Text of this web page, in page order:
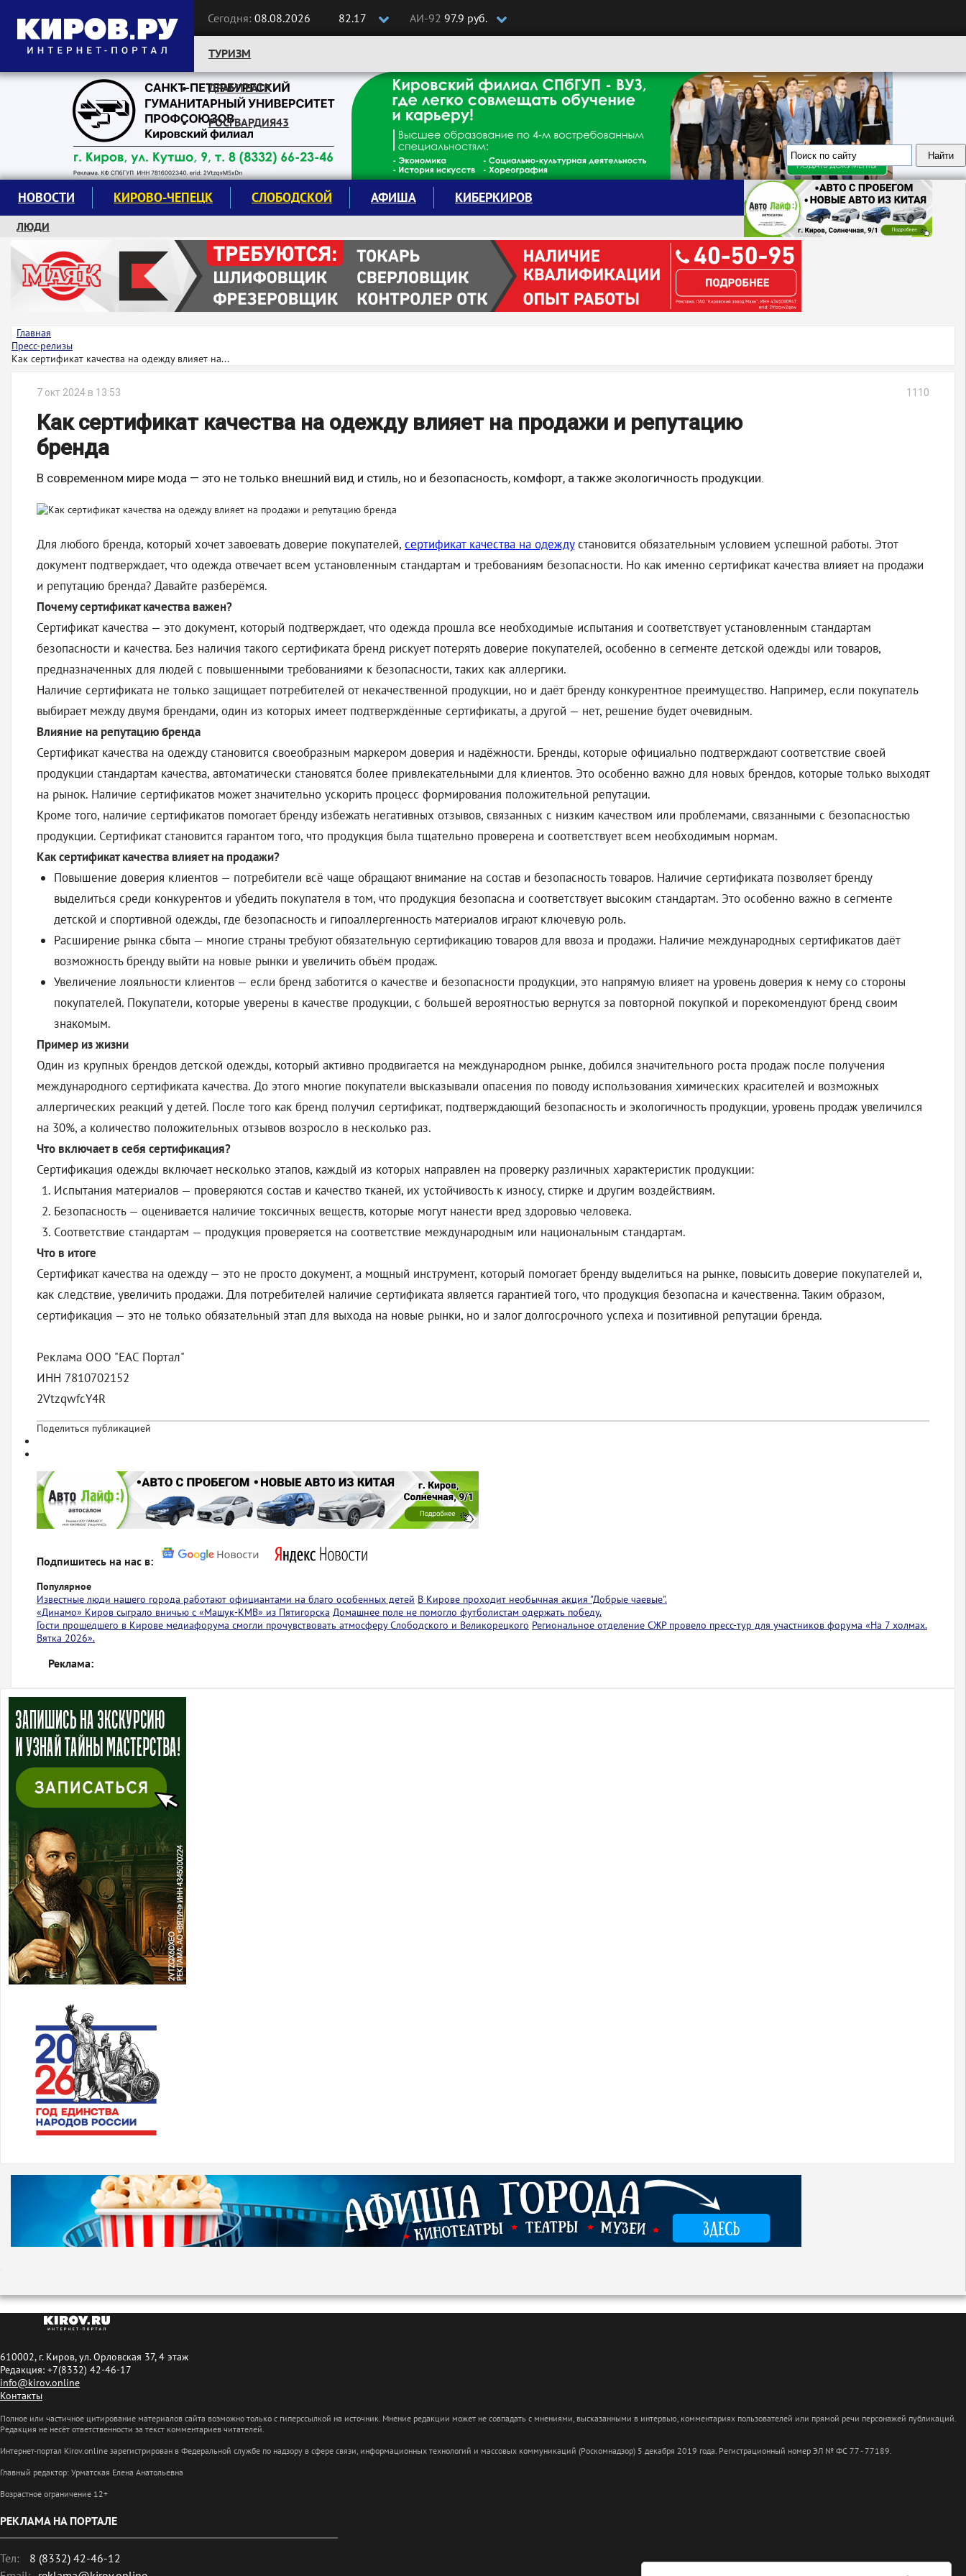
Сегодня: 08.08.2026 82.17 АИ-92 97.9 руб.
Следите за новостями:
ТУРИЗМ
ДРАМТЕАТР
РОСГВАРДИЯ43
НОВОСТИ КИРОВО-ЧЕПЕЦК СЛОБОДСКОЙ АФИША КИБЕРКИРОВ
ЛЮДИ
КРУЖКИ И СЕКЦИИ
ЗАВОДУ "МАЯК" 85 ЛЕТ
ЭКОЛОГИЯ
Главная
Пресс-релизы
Как сертификат качества на одежду влияет на...
7 окт 2024 в 13:53 1110
Как сертификат качества на одежду влияет на продажи и репутацию
бренда
В современном мире мода — это не только внешний вид и стиль, но и безопасность, комфорт, а также экологичность продукции.
Для любого бренда, который хочет завоевать доверие покупателей, сертификат качества на одеждустановится обязательным условием успешной работы. Этот
документ подтверждает, что одежда отвечает всем установленным стандартам и требованиям безопасности. Но как именно сертификат качества влияет на продажи
и репутацию бренда? Давайте разберёмся.
Почему сертификат качества важен?
Сертификат качества — это документ, который подтверждает, что одежда прошла все необходимые испытания и соответствует установленным стандартам
безопасности и качества. Без наличия такого сертификата бренд рискует потерять доверие покупателей, особенно в сегменте детской одежды или товаров,
предназначенных для людей с повышенными требованиями к безопасности, таких как аллергики.
Наличие сертификата не только защищает потребителей от некачественной продукции, но и даёт бренду конкурентное преимущество. Например, если покупатель
выбирает между двумя брендами, один из которых имеет подтверждённые сертификаты, а другой — нет, решение будет очевидным.
Влияние на репутацию бренда
Сертификат качества на одежду становится своеобразным маркером доверия и надёжности. Бренды, которые официально подтверждают соответствие своей
продукции стандартам качества, автоматически становятся более привлекательными для клиентов. Это особенно важно для новых брендов, которые только выходят
на рынок. Наличие сертификатов может значительно ускорить процесс формирования положительной репутации.
Кроме того, наличие сертификатов помогает бренду избежать негативных отзывов, связанных с низким качеством или проблемами, связанными с безопасностью
продукции. Сертификат становится гарантом того, что продукция была тщательно проверена и соответствует всем необходимым нормам.
Как сертификат качества влияет на продажи?
Повышение доверия клиентов — потребители всё чаще обращают внимание на состав и безопасность товаров. Наличие сертификата позволяет бренду
выделиться среди конкурентов и убедить покупателя в том, что продукция безопасна и соответствует высоким стандартам. Это особенно важно в сегменте
детской и спортивной одежды, где безопасность и гипоаллергенность материалов играют ключевую роль.
Расширение рынка сбыта — многие страны требуют обязательную сертификацию товаров для ввоза и продажи. Наличие международных сертификатов даёт
возможность бренду выйти на новые рынки и увеличить объём продаж.
Увеличение лояльности клиентов — если бренд заботится о качестве и безопасности продукции, это напрямую влияет на уровень доверия к нему со стороны
покупателей. Покупатели, которые уверены в качестве продукции, с большей вероятностью вернутся за повторной покупкой и порекомендуют бренд своим
знакомым.
Пример из жизни
Один из крупных брендов детской одежды, который активно продвигается на международном рынке, добился значительного роста продаж после получения
международного сертификата качества. До этого многие покупатели высказывали опасения по поводу использования химических красителей и возможных
аллергических реакций у детей. После того как бренд получил сертификат, подтверждающий безопасность и экологичность продукции, уровень продаж увеличился
на 30%, а количество положительных отзывов возросло в несколько раз.
Что включает в себя сертификация?
Сертификация одежды включает несколько этапов, каждый из которых направлен на проверку различных характеристик продукции:
Испытания материалов — проверяются состав и качество тканей, их устойчивость к износу, стирке и другим воздействиям.
Безопасность — оценивается наличие токсичных веществ, которые могут нанести вред здоровью человека.
Соответствие стандартам — продукция проверяется на соответствие международным или национальным стандартам.
Что в итоге
Сертификат качества на одежду — это не просто документ, а мощный инструмент, который помогает бренду выделиться на рынке, повысить доверие покупателей и,
как следствие, увеличить продажи. Для потребителей наличие сертификата является гарантией того, что продукция безопасна и качественна. Таким образом,
сертификация — это не только обязательный этап для выхода на новые рынки, но и залог долгосрочного успеха и позитивной репутации бренда.
Реклама ООО "ЕАС Портал"
ИНН 7810702152
2VtzqwfcY4R
Поделиться публикацией
Подпишитесь на нас в:
Популярное
Известные люди нашего города работают официантами на благо особенных детей В Кирове проходит необычная акция "Добрые чаевые".
«Динамо» Киров сыграло вничью с ​​​​«Машук-КМВ» из Пятигорска Домашнее поле не помогло футболистам одержать победу.
Гости прошедшего в Кирове медиафорума смогли прочувствовать атмосферу Слободского и Великорецкого Региональное отделение СЖР провело пресс-тур для участников форума «На 7 холмах.
Вятка 2026».
Реклама:
610002, г. Киров, ул. Орловская 37, 4 этаж
Редакция: +7(8332) 42-46-17
info@kirov.online
Контакты
Полное или частичное цитирование материалов сайта возможно только с гиперссылкой на источник. Мнение редакции может не совпадать с мнениями, высказанными в интервью, комментариях пользователей или прямой речи персонажей публикаций.
Редакция не несёт ответственности за текст комментариев читателей.
Интернет-портал Kirov.online зарегистрирован в Федеральной службе по надзору в сфере связи, информационных технологий и массовых коммуникаций (Роскомнадзор) 5 декабря 2019 года. Регистрационный номер ЭЛ № ФС 77 - 77189.
Главный редактор: Урматская Елена Анатольевна
Возрастное ограничение 12+
РЕКЛАМА НА ПОРТАЛЕ
Тел:
8 (8332) 42-46-12